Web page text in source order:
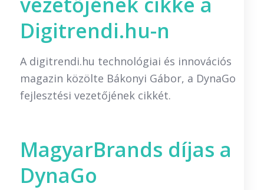
Digitrendi.hu-n
A digitrendi.hu technológiai és innovációs
magazin közölte Bákonyi Gábor, a DynaGo
fejlesztési vezetőjének cikkét.
MagyarBrands díjas a
DynaGo